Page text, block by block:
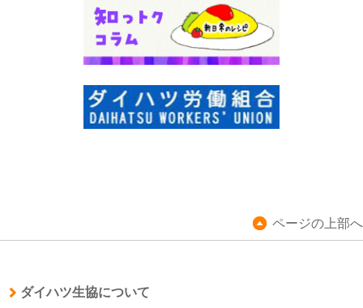
ページの上部へ
ダイハツ生協について